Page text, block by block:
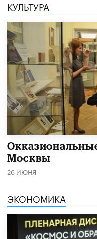
КУЛЬТУРА
Москвы
26 ИЮНЯ
ЭКОНОМИКА